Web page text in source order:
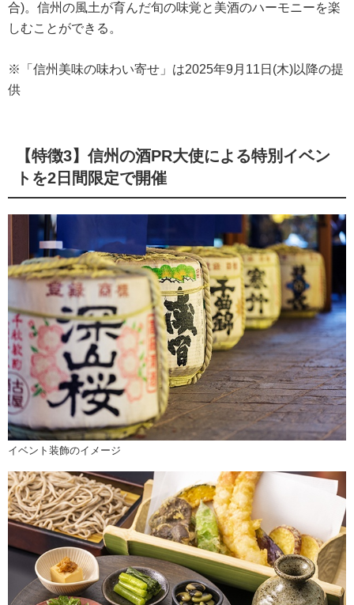
合)。信州の風土が育んだ旬の味覚と美酒のハーモニーを楽
しむことができる。
※「信州美味の味わい寄せ」は2025年9月11日(木)以降の提
供
【特徴3】信州の酒PR大使による特別イベン
トを2日間限定で開催
イベント装飾のイメージ